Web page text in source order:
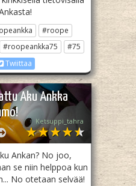
#roope
#roopeankka75
#75
Twiittaa
Aku Ankka
Ketsuppi_tahra
Ankan? No joo,
se niin helppoa kun
No otetaan selvää!